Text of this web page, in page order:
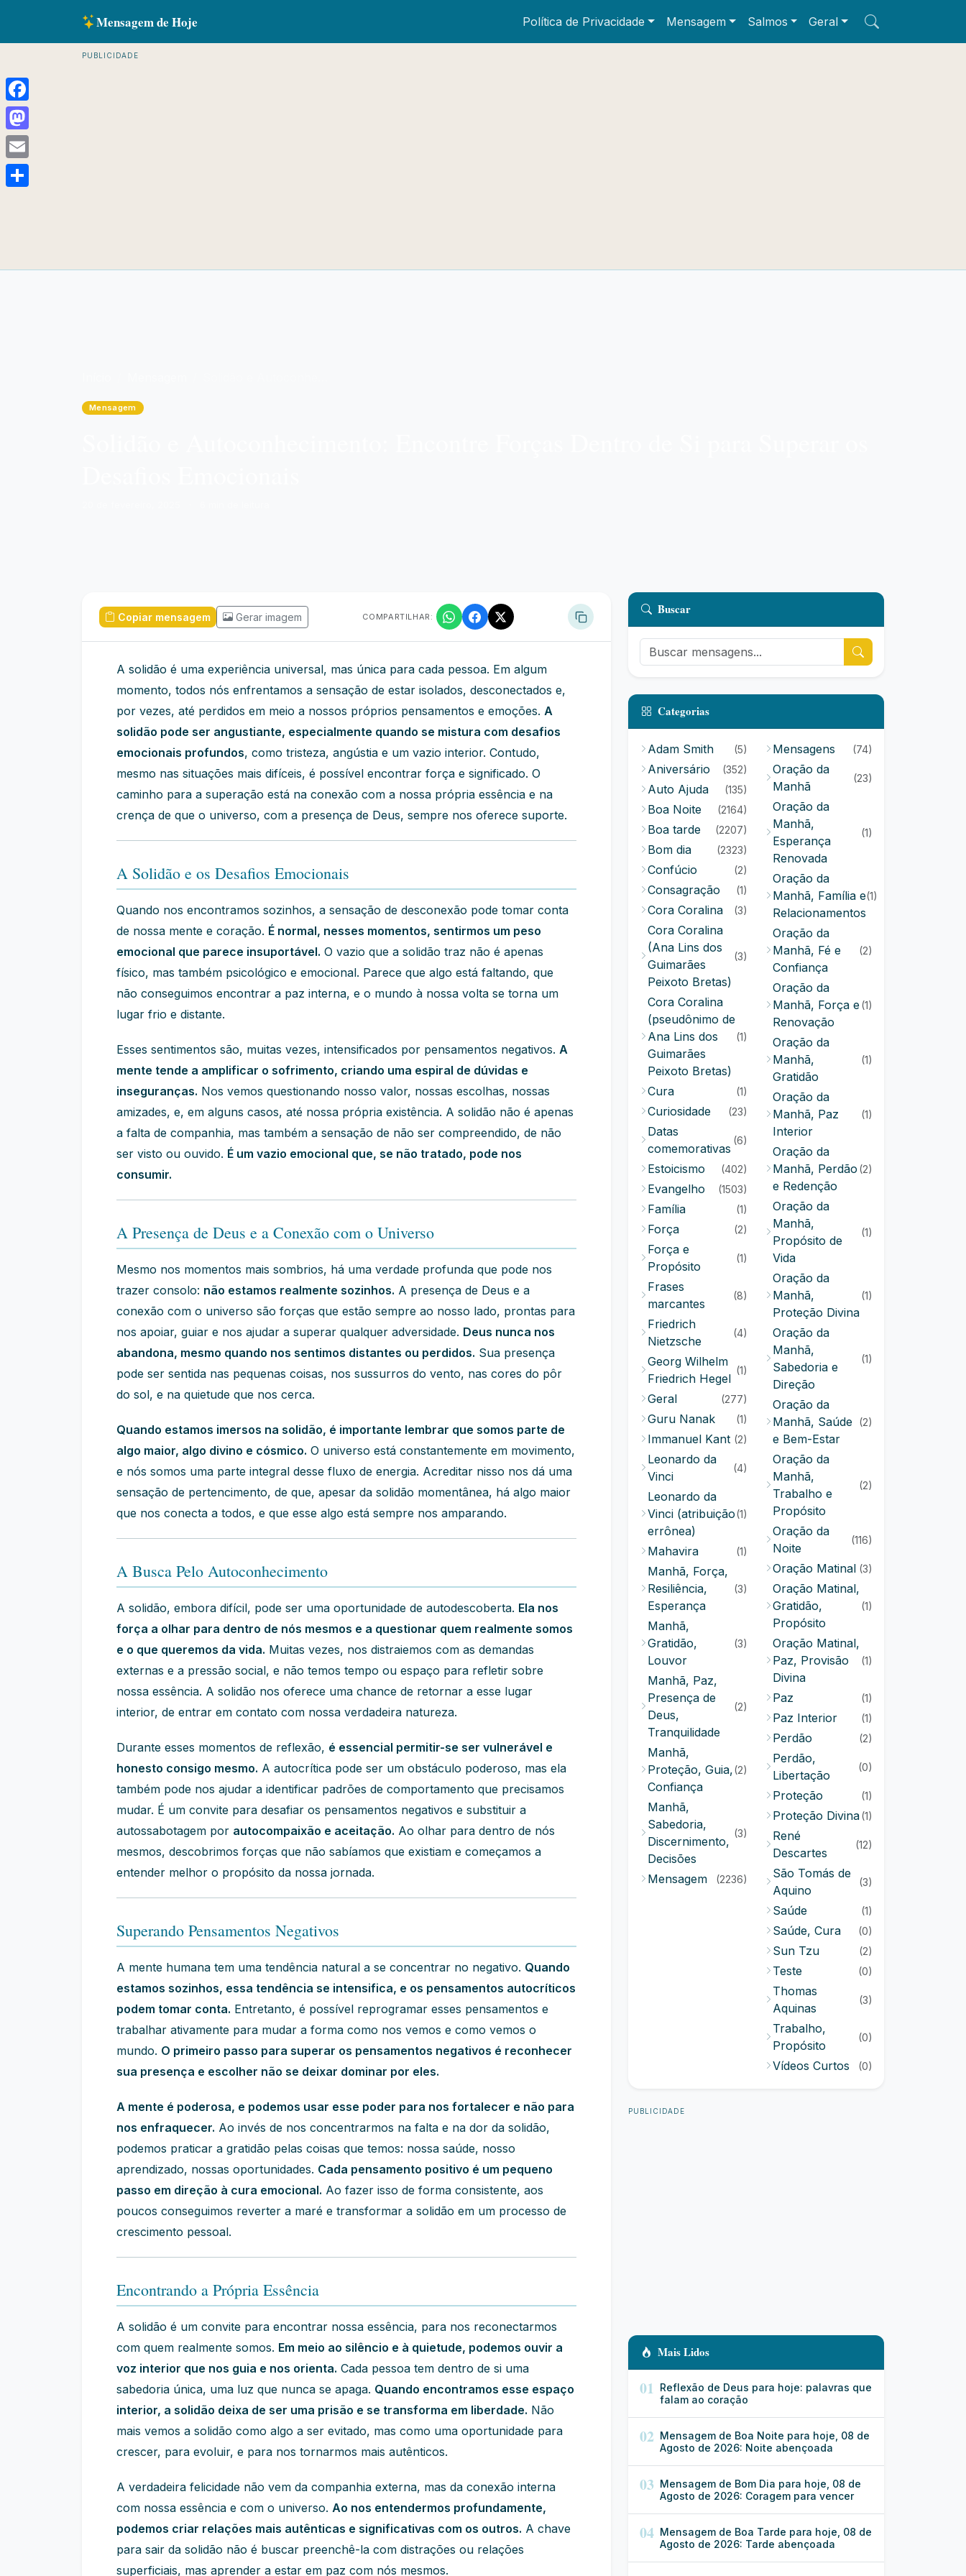
Mensagem de Hoje Política de Privacidade Mensagem Salmos Geral
PUBLICIDADE
Mensagem
Copiar mensagem Gerar imagem COMPARTILHAR:
A solidão é uma experiência universal, mas única para cada pessoa. Em algum
momento, todos nós enfrentamos a sensação de estar isolados, desconectados e,
por vezes, até perdidos em meio a nossos próprios pensamentos e emoções. A
solidão pode ser angustiante, especialmente quando se mistura com desafios
emocionais profundos, como tristeza, angústia e um vazio interior. Contudo,
mesmo nas situações mais difíceis, é possível encontrar força e significado. O
caminho para a superação está na conexão com a nossa própria essência e na
crença de que o universo, com a presença de Deus, sempre nos oferece suporte.
A Solidão e os Desafios Emocionais
Quando nos encontramos sozinhos, a sensação de desconexão pode tomar conta
de nossa mente e coração. É normal, nesses momentos, sentirmos um peso
emocional que parece insuportável. O vazio que a solidão traz não é apenas
físico, mas também psicológico e emocional. Parece que algo está faltando, que
não conseguimos encontrar a paz interna, e o mundo à nossa volta se torna um
lugar frio e distante.
Esses sentimentos são, muitas vezes, intensificados por pensamentos negativos. A
mente tende a amplificar o sofrimento, criando uma espiral de dúvidas e
inseguranças. Nos vemos questionando nosso valor, nossas escolhas, nossas
amizades, e, em alguns casos, até nossa própria existência. A solidão não é apenas
a falta de companhia, mas também a sensação de não ser compreendido, de não
ser visto ou ouvido. É um vazio emocional que, se não tratado, pode nos
consumir.
A Presença de Deus e a Conexão com o Universo
Mesmo nos momentos mais sombrios, há uma verdade profunda que pode nos
trazer consolo: não estamos realmente sozinhos. A presença de Deus e a
conexão com o universo são forças que estão sempre ao nosso lado, prontas para
nos apoiar, guiar e nos ajudar a superar qualquer adversidade. Deus nunca nos
abandona, mesmo quando nos sentimos distantes ou perdidos. Sua presença
pode ser sentida nas pequenas coisas, nos sussurros do vento, nas cores do pôr
do sol, e na quietude que nos cerca.
Quando estamos imersos na solidão, é importante lembrar que somos parte de
algo maior, algo divino e cósmico. O universo está constantemente em movimento,
e nós somos uma parte integral desse fluxo de energia. Acreditar nisso nos dá uma
sensação de pertencimento, de que, apesar da solidão momentânea, há algo maior
que nos conecta a todos, e que esse algo está sempre nos amparando.
A Busca Pelo Autoconhecimento
A solidão, embora difícil, pode ser uma oportunidade de autodescoberta. Ela nos
força a olhar para dentro de nós mesmos e a questionar quem realmente somos
e o que queremos da vida. Muitas vezes, nos distraiemos com as demandas
externas e a pressão social, e não temos tempo ou espaço para refletir sobre
nossa essência. A solidão nos oferece uma chance de retornar a esse lugar
interior, de entrar em contato com nossa verdadeira natureza.
Durante esses momentos de reflexão, é essencial permitir-se ser vulnerável e
honesto consigo mesmo. A autocrítica pode ser um obstáculo poderoso, mas ela
também pode nos ajudar a identificar padrões de comportamento que precisamos
mudar. É um convite para desafiar os pensamentos negativos e substituir a
autossabotagem por autocompaixão e aceitação. Ao olhar para dentro de nós
mesmos, descobrimos forças que não sabíamos que existiam e começamos a
entender melhor o propósito da nossa jornada.
Superando Pensamentos Negativos
A mente humana tem uma tendência natural a se concentrar no negativo. Quando
estamos sozinhos, essa tendência se intensifica, e os pensamentos autocríticos
podem tomar conta. Entretanto, é possível reprogramar esses pensamentos e
trabalhar ativamente para mudar a forma como nos vemos e como vemos o
mundo. O primeiro passo para superar os pensamentos negativos é reconhecer
sua presença e escolher não se deixar dominar por eles.
A mente é poderosa, e podemos usar esse poder para nos fortalecer e não para
nos enfraquecer. Ao invés de nos concentrarmos na falta e na dor da solidão,
podemos praticar a gratidão pelas coisas que temos: nossa saúde, nosso
aprendizado, nossas oportunidades. Cada pensamento positivo é um pequeno
passo em direção à cura emocional. Ao fazer isso de forma consistente, aos
poucos conseguimos reverter a maré e transformar a solidão em um processo de
crescimento pessoal.
Encontrando a Própria Essência
A solidão é um convite para encontrar nossa essência, para nos reconectarmos
com quem realmente somos. Em meio ao silêncio e à quietude, podemos ouvir a
voz interior que nos guia e nos orienta. Cada pessoa tem dentro de si uma
sabedoria única, uma luz que nunca se apaga. Quando encontramos esse espaço
interior, a solidão deixa de ser uma prisão e se transforma em liberdade. Não
mais vemos a solidão como algo a ser evitado, mas como uma oportunidade para
crescer, para evoluir, e para nos tornarmos mais autênticos.
A verdadeira felicidade não vem da companhia externa, mas da conexão interna
com nossa essência e com o universo. Ao nos entendermos profundamente,
podemos criar relações mais autênticas e significativas com os outros. A chave
para sair da solidão não é buscar preenchê-la com distrações ou relações
superficiais, mas aprender a estar em paz com nós mesmos.
Buscar
Categorias
Adam Smith (5)
Aniversário (352)
Auto Ajuda (135)
Boa Noite (2164)
Boa tarde (2207)
Bom dia (2323)
Confúcio (2)
Consagração (1)
Cora Coralina (3)
Cora Coralina
(Ana Lins dos
Guimarães
Peixoto Bretas)
(3)
Cora Coralina
(pseudônimo de
Ana Lins dos
Guimarães
Peixoto Bretas)
(1)
Cura (1)
Curiosidade (23)
Datas
comemorativas
(6)
Estoicismo (402)
Evangelho (1503)
Família (1)
Força (2)
Força e
Propósito
(1)
Frases
marcantes
(8)
Friedrich
Nietzsche
(4)
Georg Wilhelm
Friedrich Hegel
(1)
Geral (277)
Guru Nanak (1)
Immanuel Kant (2)
Leonardo da
Vinci
(4)
Leonardo da
Vinci (atribuição
errônea)
(1)
Mahavira (1)
Manhã, Força,
Resiliência,
Esperança
(3)
Manhã,
Gratidão,
Louvor
(3)
Manhã, Paz,
Presença de
Deus,
Tranquilidade
(2)
Manhã,
Proteção, Guia,
Confiança
(2)
Manhã,
Sabedoria,
Discernimento,
Decisões
(3)
Mensagem (2236)
Mensagens (74)
Oração da
Manhã
(23)
Oração da
Manhã,
Esperança
Renovada
(1)
Oração da
Manhã, Família e
Relacionamentos
(1)
Oração da
Manhã, Fé e
Confiança
(2)
Oração da
Manhã, Força e
Renovação
(1)
Oração da
Manhã,
Gratidão
(1)
Oração da
Manhã, Paz
Interior
(1)
Oração da
Manhã, Perdão
e Redenção
(2)
Oração da
Manhã,
Propósito de
Vida
(1)
Oração da
Manhã,
Proteção Divina
(1)
Oração da
Manhã,
Sabedoria e
Direção
(1)
Oração da
Manhã, Saúde
e Bem-Estar
(2)
Oração da
Manhã,
Trabalho e
Propósito
(2)
Oração da
Noite
(116)
Oração Matinal (3)
Oração Matinal,
Gratidão,
Propósito
(1)
Oração Matinal,
Paz, Provisão
Divina
(1)
Paz (1)
Paz Interior (1)
Perdão (2)
Perdão,
Libertação
(0)
Proteção (1)
Proteção Divina(1)
René
Descartes
(12)
São Tomás de
Aquino
(3)
Saúde (1)
Saúde, Cura (0)
Sun Tzu (2)
Teste (0)
Thomas
Aquinas
(3)
Trabalho,
Propósito
(0)
Vídeos Curtos (0)
PUBLICIDADE
Mais Lidos
01 Reflexão de Deus para hoje: palavras que
falam ao coração
02 Mensagem de Boa Noite para hoje, 08 de
Agosto de 2026: Noite abençoada
03 Mensagem de Bom Dia para hoje, 08 de
Agosto de 2026: Coragem para vencer
04 Mensagem de Boa Tarde para hoje, 08 de
Agosto de 2026: Tarde abençoada
Facebook
Mastodon
Email